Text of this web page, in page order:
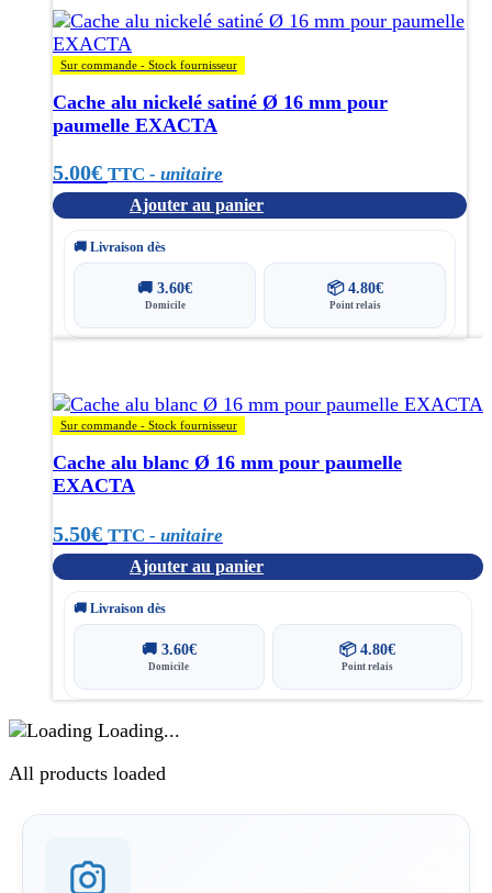
Sur commande - Stock fournisseur
Cache alu nickelé satiné Ø 16 mm pour
paumelle EXACTA
5.00€ TTC - unitaire
Ajouter au panier
🚚 Livraison dès
🚚3.60€
Domicile
📦 4.80€
Point relais
Sur commande - Stock fournisseur
Cache alu blanc Ø 16 mm pour paumelle
EXACTA
5.50€ TTC - unitaire
Ajouter au panier
🚚 Livraison dès
🚚 3.60€
Domicile
📦 4.80€
Point relais
Loading...
All products loaded